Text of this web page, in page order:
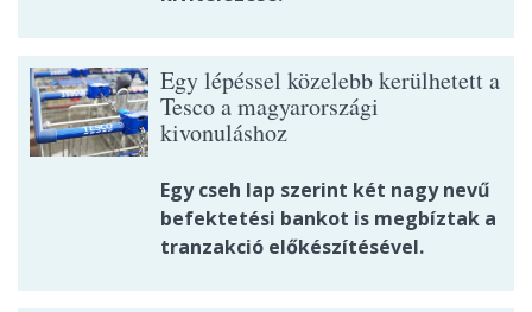
Egy lépéssel közelebb kerülhetett a
Tesco a magyarországi
kivonuláshoz
Egy cseh lap szerint két nagy nevű
befektetési bankot is megbíztak a
tranzakció előkészítésével.